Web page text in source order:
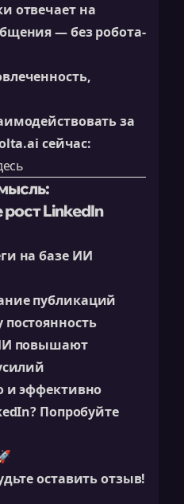
отвечает на
— без робота-
за
сейчас:
LinkedIn
на базе ИИ
публикаций
повышают
и эффективно
Попробуйте
оставить отзыв!